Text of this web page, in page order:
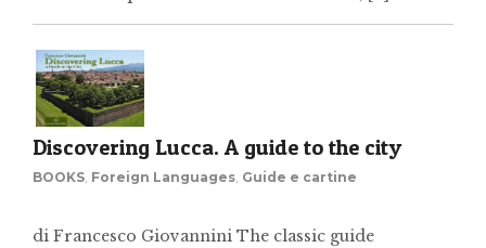
Discovering Lucca. A guide to the city
BOOKS Foreign Languages Guide e cartine
di Francesco Giovannini The classic guide